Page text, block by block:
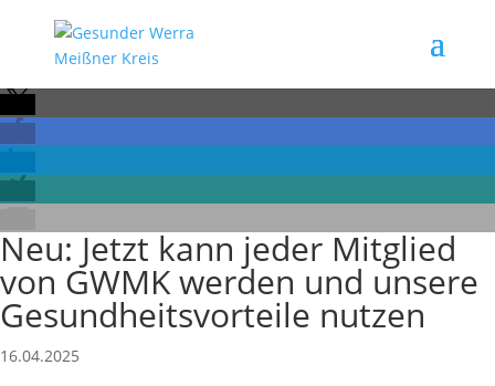
Neu: Jetzt kann jeder Mitglied
von GWMK werden und unsere
Gesundheitsvorteile nutzen
16.04.2025